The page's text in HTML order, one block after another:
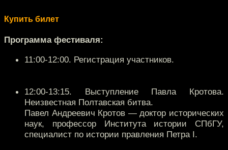
Купить билет
Программа фестиваля:
11:00-12:00. Регистрация участников.
12:00-13:15. Выступление Павла Кротова.
Неизвестная Полтавская битва.
Павел Андреевич Кротов — доктор исторических
наук, профессор Института истории СПбГУ,
специалист по истории правления Петра I.